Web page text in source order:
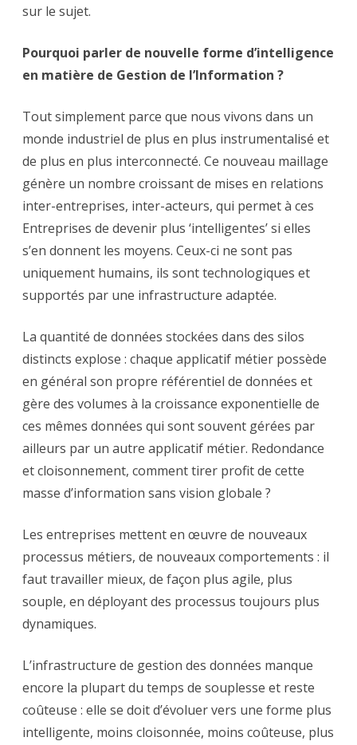
sur le sujet.
Pourquoi parler de nouvelle forme d’intelligence
en matière de Gestion de l’Information ?
Tout simplement parce que nous vivons dans un
monde industriel de plus en plus instrumentalisé et
de plus en plus interconnecté. Ce nouveau maillage
génère un nombre croissant de mises en relations
inter-entreprises, inter-acteurs, qui permet à ces
Entreprises de devenir plus ‘intelligentes’ si elles
s’en donnent les moyens. Ceux-ci ne sont pas
uniquement humains, ils sont technologiques et
supportés par une infrastructure adaptée.
La quantité de données stockées dans des silos
distincts explose : chaque applicatif métier possède
en général son propre référentiel de données et
gère des volumes à la croissance exponentielle de
ces mêmes données qui sont souvent gérées par
ailleurs par un autre applicatif métier. Redondance
et cloisonnement, comment tirer profit de cette
masse d’information sans vision globale ?
Les entreprises mettent en œuvre de nouveaux
processus métiers, de nouveaux comportements : il
faut travailler mieux, de façon plus agile, plus
souple, en déployant des processus toujours plus
dynamiques.
L’infrastructure de gestion des données manque
encore la plupart du temps de souplesse et reste
coûteuse : elle se doit d’évoluer vers une forme plus
intelligente, moins cloisonnée, moins coûteuse, plus